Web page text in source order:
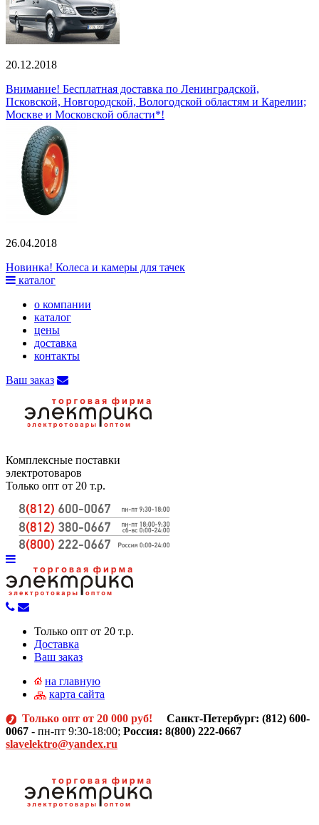
20.12.2018
Внимание! Бесплатная доставка по Ленинградской,
Псковской, Новгородской, Вологодской областям и Карелии;
Москве и Московской области*!
26.04.2018
Новинка! Колеса и камеры для тачек
каталог
о компании
каталог
цены
доставка
контакты
Ваш заказ
Комплексные поставки
электротоваров
Только опт от 20 т.р.
Только опт от 20 т.р.
Доставка
Ваш заказ
на главную
карта сайта
Только опт от 20 000 руб! Санкт-Петербург: (812) 600-
0067 - пн-пт 9:30-18:00; Россия: 8(800) 222-0667
slavelektro@yandex.ru